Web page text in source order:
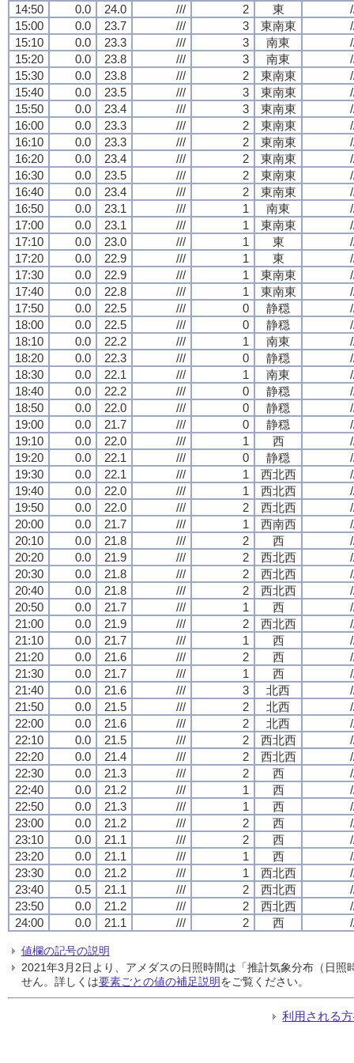
14:50 0.0 24.0 /// 2 東
15:00
0.0 23.7 /// 3 東南東
15:10
0.0 23.3 /// 3 南東
15:20
0.0 23.8 /// 3 南東
15:30
0.0 23.8 /// 2 東南東
15:40
0.0 23.5 /// 3 東南東
15:50
0.0 23.4 /// 3 東南東
16:00
0.0 23.3 /// 2 東南東
16:10
0.0 23.3 /// 2 東南東
16:20
0.0 23.4 /// 2 東南東
16:30
0.0 23.5 /// 2 東南東
16:40
0.0 23.4 /// 2 東南東
16:50
0.0 23.1 /// 1 南東
17:00
0.0 23.1 /// 1 東南東
17:10
0.0 23.0 /// 1 東
17:20
0.0 22.9 /// 1 東
17:30
0.0 22.9 /// 1 東南東
17:40
0.0 22.8 /// 1 東南東
17:50
0.0 22.5 /// 0 静穏
18:00
0.0 22.5 /// 0 静穏
18:10
0.0 22.2 /// 1 南東
18:20
0.0 22.3 /// 0 静穏
18:30
0.0 22.1 /// 1 南東
18:40
0.0 22.2 /// 0 静穏
18:50
0.0 22.0 /// 0 静穏
19:00
0.0 21.7 /// 0 静穏
19:10
0.0 22.0 /// 1 西
19:20
0.0 22.1 /// 0 静穏
19:30
0.0 22.1 /// 1 西北西
19:40
0.0 22.0 /// 1 西北西
19:50
0.0 22.0 /// 2 西北西
20:00
0.0 21.7 /// 1 西南西
20:10
0.0 21.8 /// 2 西
20:20
0.0 21.9 /// 2 西北西
20:30
0.0 21.8 /// 2 西北西
20:40
0.0 21.8 /// 2 西北西
20:50
0.0 21.7 /// 1 西
21:00
0.0 21.9 /// 2 西北西
21:10
0.0 21.7 /// 1 西
21:20
0.0 21.6 /// 2 西
21:30
0.0 21.7 /// 1 西
21:40
0.0 21.6 /// 3 北西
21:50
0.0 21.5 /// 2 北西
22:00
0.0 21.6 /// 2 北西
22:10
0.0 21.5 /// 2 西北西
22:20
0.0 21.4 /// 2 西北西
22:30
0.0 21.3 /// 2 西
22:40
0.0 21.2 /// 1 西
22:50
0.0 21.3 /// 1 西
23:00
0.0 21.2 /// 2 西
23:10
0.0 21.1 /// 2 西
23:20
0.0 21.1 /// 1 西
23:30
0.0 21.2 /// 1 西北西
23:40
0.5 21.1 /// 2 西北西
23:50
0.0 21.2 /// 2 西北西
24:00
0.0 21.1 /// 2 西
値欄の記号の説明
2021年3月2日より、アメダスの日照時間は「推計気象分布（日
せん。詳しくは要素ごとの値の補足説明をご覧ください。
利用される